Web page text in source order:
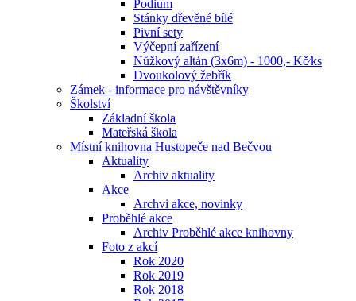
Podium
Stánky dřevěné bílé
Pivní sety
Výčepní zařízení
Nůžkový altán (3x6m) - 1000,- Kč⁄ks
Dvoukolový žebřík
Zámek - informace pro návštěvníky
Školství
Základní škola
Mateřská škola
Místní knihovna Hustopeče nad Bečvou
Aktuality
Archiv aktuality
Akce
Archvi akce, novinky
Proběhlé akce
Archiv Proběhlé akce knihovny
Foto z akcí
Rok 2020
Rok 2019
Rok 2018